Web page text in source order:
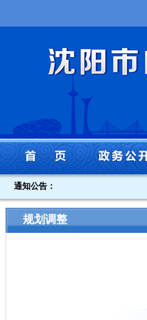
通知公告：
规划调整